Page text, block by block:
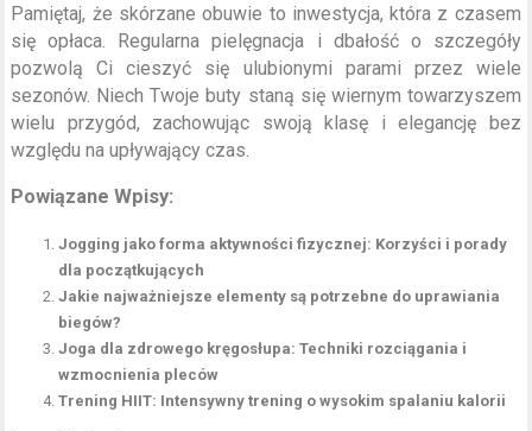
Pamiętaj, że skórzane obuwie to inwestycja, która z czasem
się opłaca. Regularna pielęgnacja i dbałość o szczegóły
pozwolą Ci cieszyć się ulubionymi parami przez wiele
sezonów. Niech Twoje buty staną się wiernym towarzyszem
wielu przygód, zachowując swoją klasę i elegancję bez
względu na upływający czas.
Powiązane Wpisy:
Jogging jako forma aktywności fizycznej: Korzyści i porady
dla początkujących
Jakie najważniejsze elementy są potrzebne do uprawiania
biegów?
Joga dla zdrowego kręgosłupa: Techniki rozciągania i
wzmocnienia pleców
Trening HIIT: Intensywny trening o wysokim spalaniu kalorii